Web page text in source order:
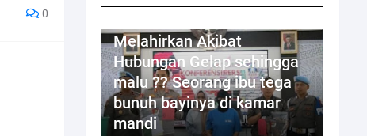
0
Melahirkan Akibat
Hubungan Gelap sehingga
malu ?? Seorang ibu tega
bunuh bayinya di kamar
mandi